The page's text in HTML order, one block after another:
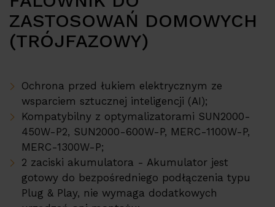
ZASTOSOWAŃ DOMOWYCH
(TRÓJFAZOWY)
Ochrona przed łukiem elektrycznym ze
wsparciem sztucznej inteligencji (AI);
Kompatybilny z optymalizatorami SUN2000-
450W-P2, SUN2000-600W-P, MERC-1100W-P,
MERC-1300W-P;
2 zaciski akumulatora - Akumulator jest
gotowy do bezpośredniego podłączenia typu
Plug & Play, nie wymaga dodatkowych
Akcesoria Huawei
Ładowarki do pojazdów elektrycznych Huawei
PV constructions
Pompy ciepła ERA
Referencje
Usługi
EMS